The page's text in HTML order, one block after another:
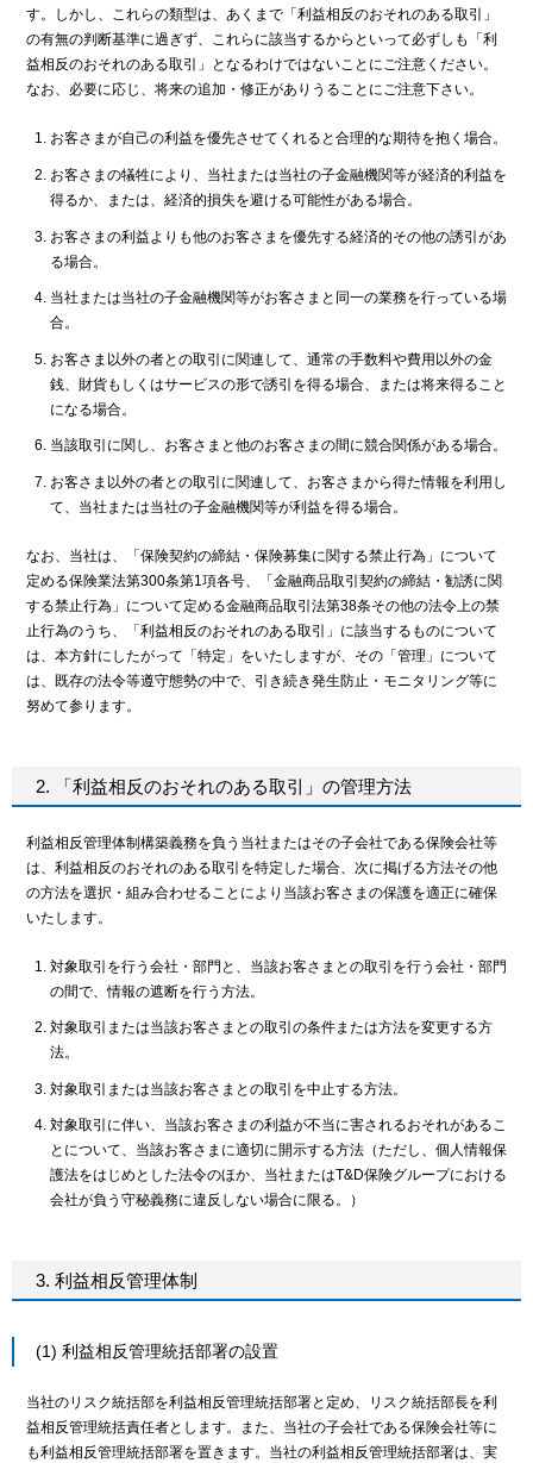
す。しかし、これらの類型は、あくまで「利益相反のおそれのある取引」
の有無の判断基準に過ぎず、これらに該当するからといって必ずしも「利
益相反のおそれのある取引」となるわけではないことにご注意ください。
なお、必要に応じ、将来の追加・修正がありうることにご注意下さい。
お客さまが自己の利益を優先させてくれると合理的な期待を抱く場合。
お客さまの犠牲により、当社または当社の子金融機関等が経済的利益を
得るか、または、経済的損失を避ける可能性がある場合。
お客さまの利益よりも他のお客さまを優先する経済的その他の誘引があ
る場合。
当社または当社の子金融機関等がお客さまと同一の業務を行っている場
合。
お客さま以外の者との取引に関連して、通常の手数料や費用以外の金
銭、財貨もしくはサービスの形で誘引を得る場合、または将来得ること
になる場合。
当該取引に関し、お客さまと他のお客さまの間に競合関係がある場合。
お客さま以外の者との取引に関連して、お客さまから得た情報を利用し
て、当社または当社の子金融機関等が利益を得る場合。
なお、当社は、「保険契約の締結・保険募集に関する禁止行為」について
定める保険業法第300条第1項各号、「金融商品取引契約の締結・勧誘に関
する禁止行為」について定める金融商品取引法第38条その他の法令上の禁
止行為のうち、「利益相反のおそれのある取引」に該当するものについて
は、本方針にしたがって「特定」をいたしますが、その「管理」について
は、既存の法令等遵守態勢の中で、引き続き発生防止・モニタリング等に
努めて参ります。
2. 「利益相反のおそれのある取引」の管理方法
利益相反管理体制構築義務を負う当社またはその子会社である保険会社等
は、利益相反のおそれのある取引を特定した場合、次に掲げる方法その他
の方法を選択・組み合わせることにより当該お客さまの保護を適正に確保
いたします。
対象取引を行う会社・部門と、当該お客さまとの取引を行う会社・部門
の間で、情報の遮断を行う方法。
対象取引または当該お客さまとの取引の条件または方法を変更する方
法。
対象取引または当該お客さまとの取引を中止する方法。
対象取引に伴い、当該お客さまの利益が不当に害されるおそれがあるこ
とについて、当該お客さまに適切に開示する方法（ただし、個人情報保
護法をはじめとした法令のほか、当社またはT&D保険グループにおける
会社が負う守秘義務に違反しない場合に限る。）
3. 利益相反管理体制
(1) 利益相反管理統括部署の設置
当社のリスク統括部を利益相反管理統括部署と定め、リスク統括部長を利
益相反管理統括責任者とします。また、当社の子会社である保険会社等に
も利益相反管理統括部署を置きます。当社の利益相反管理統括部署は、実